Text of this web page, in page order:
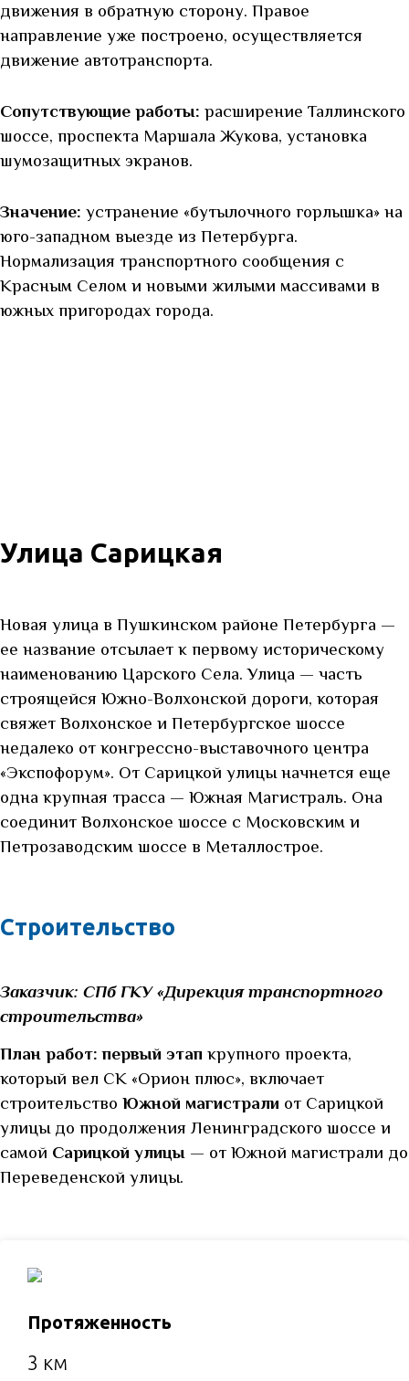
движения в обратную сторону. Правое
направление уже построено, осуществляется
движение автотранспорта.
Сопутствующие работы: расширение Таллинского
шоссе, проспекта Маршала Жукова, установка
шумозащитных экранов.
Значение: устранение «бутылочного горлышка» на
юго-западном выезде из Петербурга.
Нормализация транспортного сообщения с
Красным Селом и новыми жилыми массивами в
южных пригородах города.
Улица Сарицкая
Новая улица в Пушкинском районе Петербурга —
ее название отсылает к первому историческому
наименованию Царского Села. Улица — часть
строящейся Южно-Волхонской дороги, которая
свяжет Волхонское и Петербургское шоссе
недалеко от конгрессно-выставочного центра
«Экспофорум». От Сарицкой улицы начнется еще
одна крупная трасса — Южная Магистраль. Она
соединит Волхонское шоссе с Московским и
Петрозаводским шоссе в Металлострое.
Строительство
Заказчик: СПб ГКУ «Дирекция транспортного
строительства»
План работ: первый этап крупного проекта,
который вел СК «Орион плюс», включает
строительство Южной магистрали от Сарицкой
улицы до продолжения Ленинградского шоссе и
самой Сарицкой улицы — от Южной магистрали до
Переведенской улицы.
Протяженность
3 км